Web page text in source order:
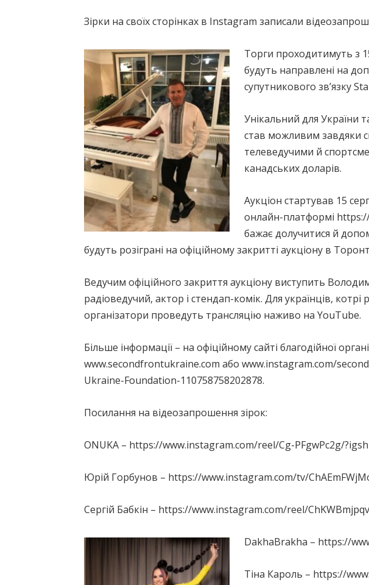
Зірки на своїх сторінках в Instagram записали
Торги проходитимуть з
будуть направлені на
супутникового зв’язку
Унікальний для України
став можливим завдяки
телеведучими й
канадських доларів.
Аукціон стартував 15
онлайн-платформі
бажає долучитися й
будуть розіграні на офіційному закритті аукціону в
Ведучим офіційного закриття аукціону виступить
радіоведучий, актор і стендап-комік. Для українців,
організатори проведуть трансляцію наживо на YouTube.
Більше інформації – на офіційному сайті благодійної
www.secondfrontukraine.com або www.instagram.com/
Ukraine-Foundation-110758758202878.
Посилання на відеозапрошення зірок:
ONUKA – https://www.instagram.com/reel/Cg-PFgwPc2g/
Юрій Горбунов – https://www.instagram.com/tv/
Сергій Бабкін – https://www.instagram.com/reel/
DakhaBrakha – https://
Тіна Кароль – https://